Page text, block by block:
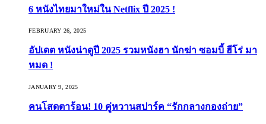
6 หนังไทยมาใหม่ใน Netflix ปี 2025 !
FEBRUARY 26, 2025
อัปเดต หนังน่าดูปี 2025 รวมหนังฮา นักฆ่า ซอมบี้ ฮีโร่ มา
หมด !
JANUARY 9, 2025
คนโสดตาร้อน! 10 คู่หวานสปาร์ค “รักกลางกองถ่าย”